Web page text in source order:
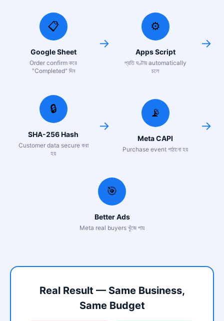
📋
Google Sheet
Order confirm করে
"Completed" দিন
→
⚙️
Apps Script
প্রতি ঘণ্টায় automatically
চলে
→
🔒
SHA-256 Hash
Customer data secure করা
হয়
→
📡
Meta CAPI
Purchase event পাঠানো হয়
→
🎯
Better Ads
Meta real buyers খুঁজে পায়
Real Result — Same Business,
Same Budget